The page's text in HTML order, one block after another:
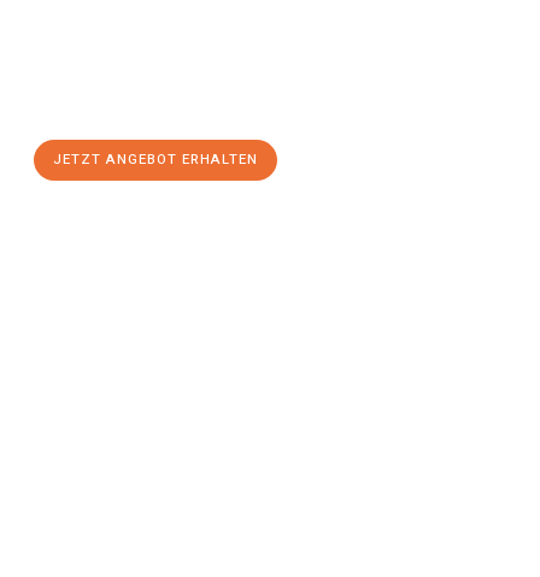
JETZT ANGEBOT ERHALTEN